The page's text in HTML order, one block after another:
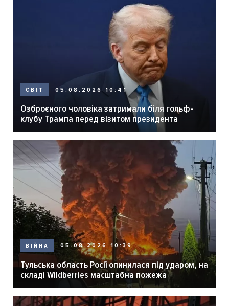
СВІТ 05.08.2026 10:41
Озброєного чоловіка затримали біля гольф-
клубу Трампа перед візитом президента
ВІЙНА 05.08.2026 10:39
Тульська область Росії опинилася під ударом, на
складі Wildberries масштабна пожежа